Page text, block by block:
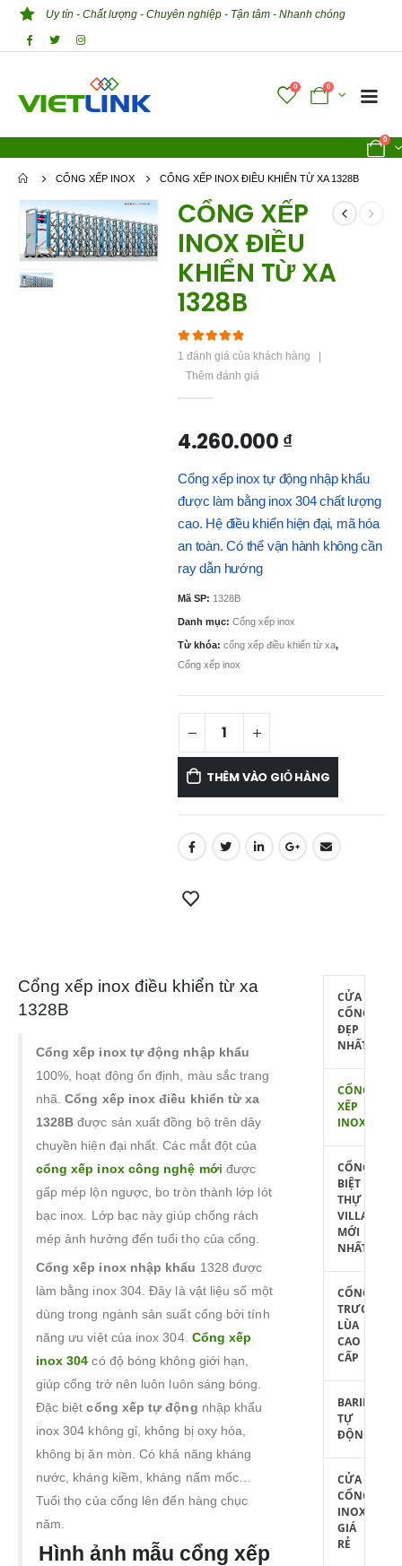
Uy tín - Chất lượng - Chuyên nghiệp - Tận tâm - Nhanh chóng
0 0
0
CỔNG XẾP INOX CỔNG XẾP INOX ĐIỀU KHIỂN TỪ XA 1328B
CỔNG XẾP
INOX ĐIỀU
KHIỂN TỪ XA
1328B
5.00 out of 5
1 đánh giá của khách hàng
|
Thêm đánh giá
4.260.000₫
Cổng xếp inox tự động nhập khẩu
được làm bằng inox 304 chất lượng
cao. Hệ điều khiển hiện đại, mã hóa
an toàn. Có thể vận hành không cần
ray dẫn hướng
Mã SP: 1328B
Danh mục:Cổng xếp inox
Từ khóa:cổng xếp điều khiển từ xa,
Cổng xếp inox
THÊM VÀO GIỎ HÀNG
Cổng xếp inox điều khiển từ xa
1328B
Cổng xếp inox tự động nhập khẩu
100%, hoạt động ổn định, màu sắc trang
nhã.Cổng xếp inox điều khiển từ xa
1328B được sản xuất đồng bộ trên dây
chuyền hiện đại nhất. Các mắt đột của
cổng xếp inox công nghệ mới được
gấp mép lộn ngược, bo tròn thành lớp lót
bạc inox. Lớp bạc này giúp chống rách
mép ảnh hưởng đến tuổi thọ của cổng.
Cổng xếp inox nhập khẩu 1328 được
làm bằng inox 304. Đây là vật liệu số một
dùng trong ngành sản suất cổng bởi tính
năng ưu việt của inox 304. Cổng xếp
inox 304 có độ bóng không giới hạn,
giúp cổng trở nên luôn luôn sáng bóng.
Đặc biệtcổng xếp tự động nhập khẩu
inox 304 không gỉ, không bị oxy hóa,
không bị ăn mòn. Có khả năng kháng
nước, kháng kiềm, kháng nấm mốc…
Tuổi thọ của cổng lên đến hàng chục
năm.
Hình ảnh mẫu cổng xếp
CỬA
CỔNG
ĐẸP
NHẤT
CỔNG
XẾP
INOX
CỔNG
BIỆT
THỰ
VILLA
MỚI
NHẤT
CỔNG
TRƯỢT
LÙA
CAO
CẤP
BARIE
TỰ
ĐỘNG
CỬA
CỔNG
INOX
GIÁ
RẺ